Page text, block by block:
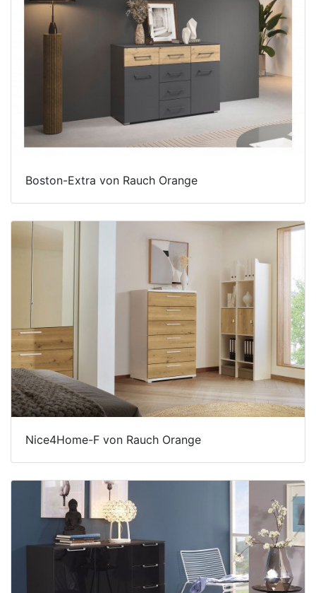
Boston-Extra von Rauch Orange
Nice4Home-F von Rauch Orange